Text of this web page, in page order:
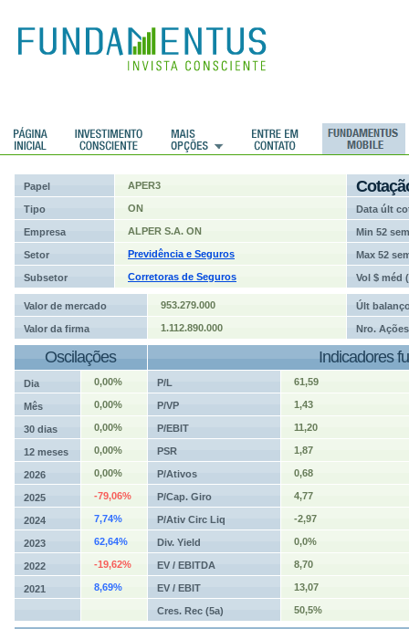
Papel APER3
Tipo ON Data últ
Empresa ALPER S.A. ON Min 52 sem
Setor Previdência e Seguros Max 52
Subsetor Corretoras de Seguros Vol $ méd
Valor de mercado 953.279.000 Últ
Valor da firma 1.112.890.000 Nro. Ações
Oscilações Indicadores
Dia 0,00% P/L 61,59
Mês 0,00% P/VP 1,43
30 dias 0,00% P/EBIT 11,20
12 meses 0,00% PSR 1,87
2026 0,00% P/Ativos 0,68
2025 -79,06% P/Cap. Giro 4,77
2024 7,74% P/Ativ Circ Liq -2,97
2023 62,64% Div. Yield 0,0%
2022 -19,62% EV / EBITDA 8,70
2021 8,69% EV / EBIT 13,07
Cres. Rec (5a) 50,5%